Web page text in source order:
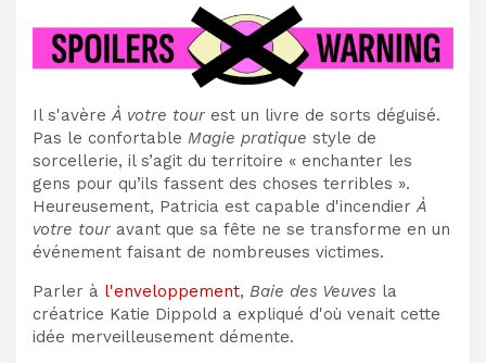
Il s'avèreÀ votre tour est un livre de sorts déguisé.
Pas le confortable Magie pratique style de
sorcellerie, il s’agit du territoire « enchanter les
gens pour qu’ils fassent des choses terribles ».
Heureusement, Patricia est capable d'incendierÀ
votre tour avant que sa fête ne se transforme en un
événement faisant de nombreuses victimes.
Parler à l'enveloppement, Baie des Veuves la
créatrice Katie Dippold a expliqué d'où venait cette
idée merveilleusement démente.